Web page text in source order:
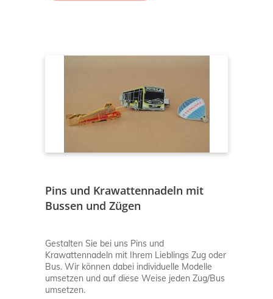
Pins und Krawattennadeln mit
Bussen und Zügen
Gestalten Sie bei uns Pins und
Krawattennadeln mit Ihrem Lieblings Zug oder
Bus. Wir können dabei individuelle Modelle
umsetzen und auf diese Weise jeden Zug/Bus
umsetzen.